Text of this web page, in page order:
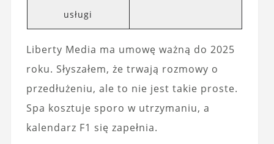
usługi
Liberty Media ma umowę ważną do 2025
roku. Słyszałem, że trwają rozmowy o
przedłużeniu, ale to nie jest takie proste.
Spa kosztuje sporo w utrzymaniu, a
kalendarz F1 się zapełnia.